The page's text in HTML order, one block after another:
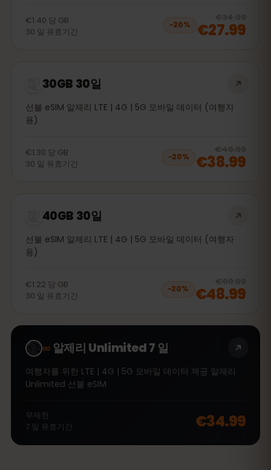
€1.40 당 GB
30 일 유효기간
−20%
€34.99
€27.99
30GB 30일
선불 eSIM 알제리 LTE | 4G | 5G 모바일 데이터 (여행자
용)
€1.30 당 GB
30 일 유효기간
−20%
€48.99
€38.99
40GB 30일
선불 eSIM 알제리 LTE | 4G | 5G 모바일 데이터 (여행자
용)
€1.22 당 GB
30 일 유효기간
−20%
€60.99
€48.99
∞ 알제리 Unlimited 7 일
여행자를 위한 LTE | 4G | 5G 모바일 데이터 제공 알제리
Unlimited 선불 eSIM
무제한
7 일 유효기간 €34.99